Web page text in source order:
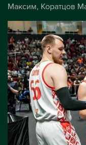
Максим, Коратцов